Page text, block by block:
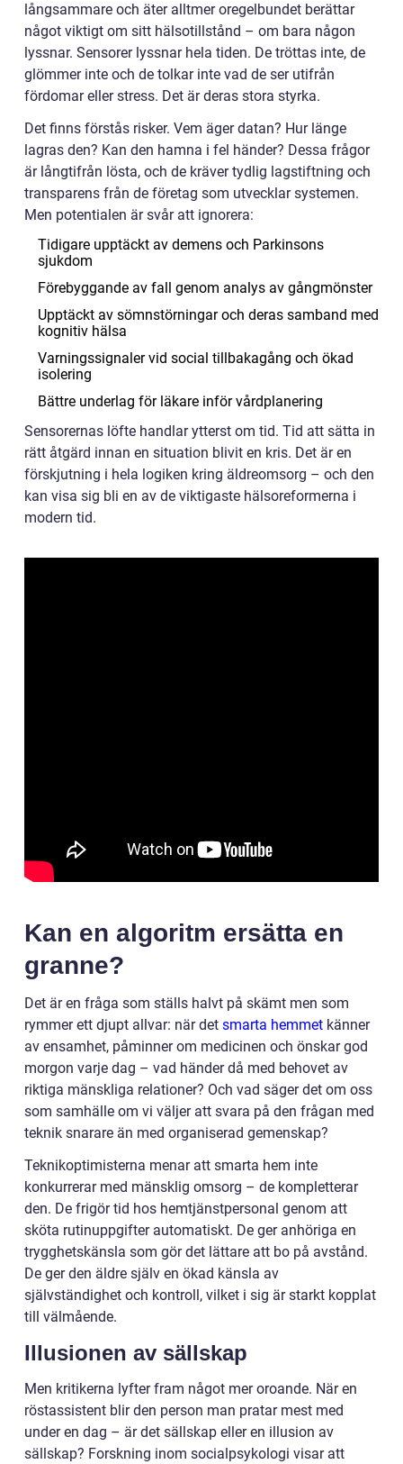
långsammare och äter alltmer oregelbundet berättar
något viktigt om sitt hälsotillstånd – om bara någon
lyssnar. Sensorer lyssnar hela tiden. De tröttas inte, de
glömmer inte och de tolkar inte vad de ser utifrån
fördomar eller stress. Det är deras stora styrka.
Det finns förstås risker. Vem äger datan? Hur länge
lagras den? Kan den hamna i fel händer? Dessa frågor
är långtifrån lösta, och de kräver tydlig lagstiftning och
transparens från de företag som utvecklar systemen.
Men potentialen är svår att ignorera:
Tidigare upptäckt av demens och Parkinsons
sjukdom
Förebyggande av fall genom analys av gångmönster
Upptäckt av sömnstörningar och deras samband med
kognitiv hälsa
Varningssignaler vid social tillbakagång och ökad
isolering
Bättre underlag för läkare inför vårdplanering
Sensorernas löfte handlar ytterst om tid. Tid att sätta in
rätt åtgärd innan en situation blivit en kris. Det är en
förskjutning i hela logiken kring äldreomsorg – och den
kan visa sig bli en av de viktigaste hälsoreformerna i
modern tid.
Kan en algoritm ersätta en
granne?
Det är en fråga som ställs halvt på skämt men som
rymmer ett djupt allvar: när det smarta hemmet känner
av ensamhet, påminner om medicinen och önskar god
morgon varje dag – vad händer då med behovet av
riktiga mänskliga relationer? Och vad säger det om oss
som samhälle om vi väljer att svara på den frågan med
teknik snarare än med organiserad gemenskap?
Teknikoptimisterna menar att smarta hem inte
konkurrerar med mänsklig omsorg – de kompletterar
den. De frigör tid hos hemtjänstpersonal genom att
sköta rutinuppgifter automatiskt. De ger anhöriga en
trygghetskänsla som gör det lättare att bo på avstånd.
De ger den äldre själv en ökad känsla av
självständighet och kontroll, vilket i sig är starkt kopplat
till välmående.
Illusionen av sällskap
Men kritikerna lyfter fram något mer oroande. När en
röstassistent blir den person man pratar mest med
under en dag – är det sällskap eller en illusion av
sällskap? Forskning inom socialpsykologi visar att